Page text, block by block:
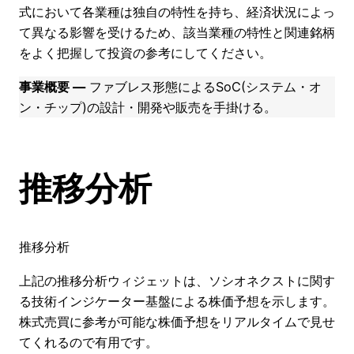
式において各業種は独自の特性を持ち、経済状況によっ
て異なる影響を受けるため、該当業種の特性と関連銘柄
をよく把握して投資の参考にしてください。
事業概要 ―ファブレス形態によるSoC(システム・オ
ン・チップ)の設計・開発や販売を手掛ける。
推移分析
推移分析
上記の推移分析ウィジェットは、ソシオネクストに関す
る技術インジケーター基盤による株価予想を示します。
株式売買に参考が可能な株価予想をリアルタイムで見せ
てくれるので有用です。